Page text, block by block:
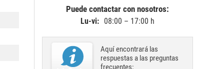
Puede contactar con nosotros:
Lu-vi: 08:00 – 17:00 h
Aquí encontrará las
respuestas a las preguntas
frecuentes: